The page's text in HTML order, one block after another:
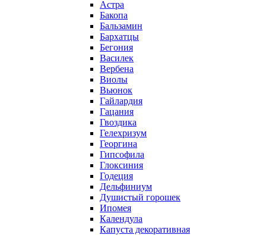
Астра
Бакопа
Бальзамин
Бархатцы
Бегония
Василек
Вербена
Виолы
Вьюнок
Гайлардия
Гацания
Гвоздика
Гелехризум
Георгина
Гипсофила
Глоксиния
Годеция
Дельфиниум
Душистый горошек
Ипомея
Календула
Капуста декоративная